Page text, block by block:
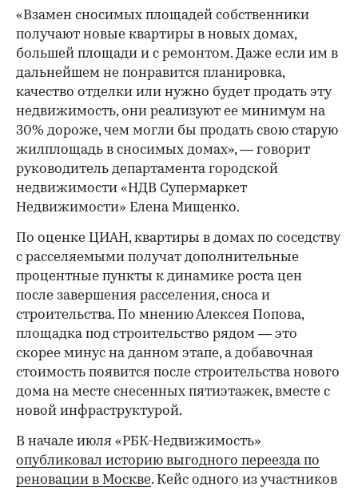
«Взамен сносимых площадей собственники
получают новые квартиры в новых домах,
большей площади и с ремонтом. Даже если им в
дальнейшем не понравится планировка,
качество отделки или нужно будет продать эту
недвижимость, они реализуют ее минимум на
30% дороже, чем могли бы продать свою старую
жилплощадь в сносимых домах», — говорит
руководитель департамента городской
недвижимости «НДВ Супермаркет
Недвижимости» Елена Мищенко.
По оценке ЦИАН, квартиры в домах по соседству
с расселяемыми получат дополнительные
процентные пункты к динамике роста цен
после завершения расселения, сноса и
строительства. По мнению Алексея Попова,
площадка под строительство рядом — это
скорее минус на данном этапе, а добавочная
стоимость появится после строительства нового
дома на месте снесенных пятиэтажек, вместе с
новой инфраструктурой.
В начале июля «РБК-Недвижимость»
опубликовал историю выгодного переезда по
реновации в Москве. Кейс одного из участников